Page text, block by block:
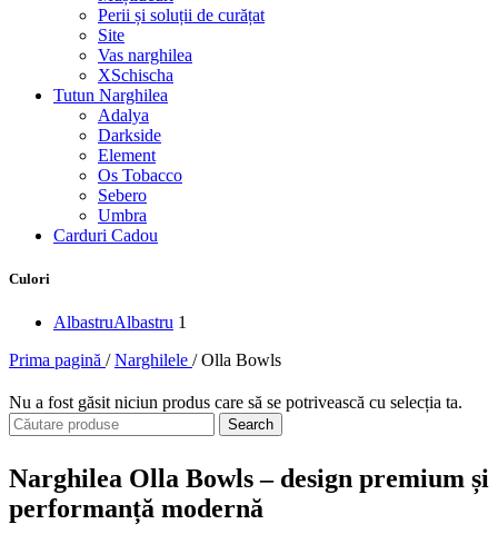
Perii și soluții de curățat
Site
Vas narghilea
XSchischa
Tutun Narghilea
Adalya
Darkside
Element
Os Tobacco
Sebero
Umbra
Carduri Cadou
Culori
AlbastruAlbastru 1
Prima pagină / Narghilele / Olla Bowls
Nu a fost găsit niciun produs care să se potrivească cu selecția ta.
Search
Narghilea Olla Bowls – design premium și
performanță modernă